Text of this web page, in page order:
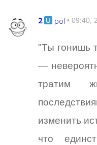
2 pol • 09:40,
"Ты гонишь
—
тратим
изменить
что